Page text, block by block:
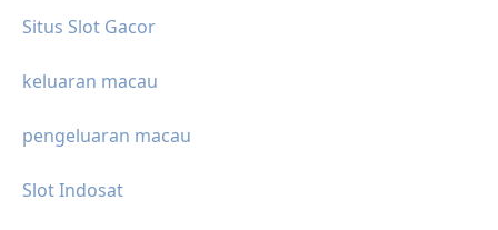
Situs Slot Gacor
keluaran macau
pengeluaran macau
Slot Indosat